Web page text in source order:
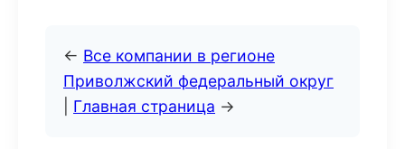
← Все компании в регионе
Приволжский федеральный округ
Главная страница →